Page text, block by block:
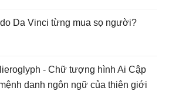
Da Vinci từng mua sọ người?
- Chữ tượng hình Ai Cập
danh ngôn ngữ của thiên giới